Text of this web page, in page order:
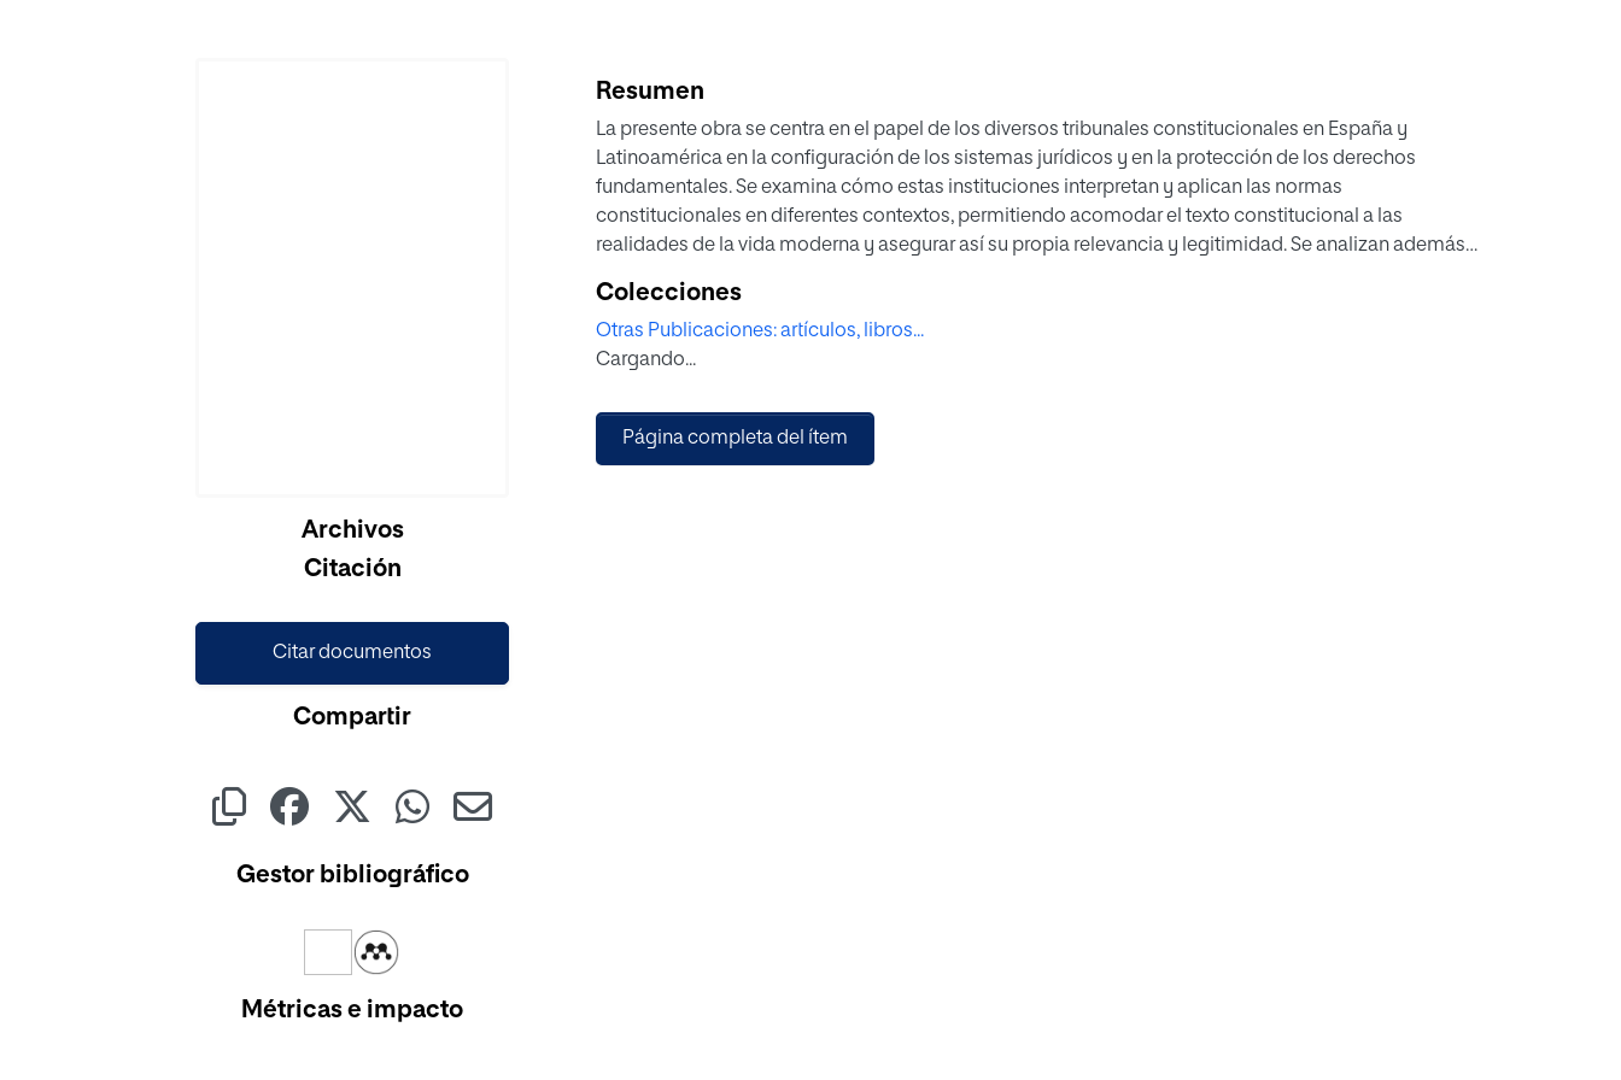
Archivos
Citación
Citar documentos
Compartir
Gestor bibliográfico
Métricas e impacto
Resumen
La presente obra se centra en el papel de los diversos tribunales constitucionales en España y
Latinoamérica en la configuración de los sistemas jurídicos y en la protección de los derechos
fundamentales. Se examina cómo estas instituciones interpretan y aplican las normas
constitucionales en diferentes contextos, permitiendo acomodar el texto constitucional a las
realidades de la vida moderna y asegurar así su propia relevancia y legitimidad. Se analizan además
La obra se divide en dos partes: la primera estudia la jurisprudencia sobre derechos fundamentales en
diversos países, destacando debates como el aborto, la eutanasia, la libertad de expresión y las
fundamentales en relación con el Derecho penal, incluyendo temas como la cadena perpetua, la trata
de personas y los delitos de género.
Colecciones
Otras Publicaciones: artículos, libros...
Cargando...
Página completa del ítem